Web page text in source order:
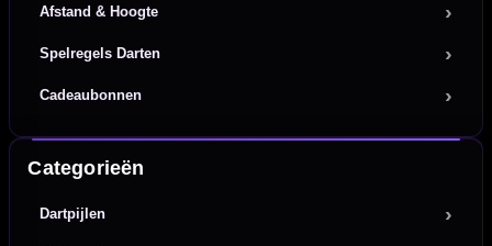
Afstand & Hoogte
Spelregels Darten
Cadeaubonnen
Categorieën
Dartpijlen